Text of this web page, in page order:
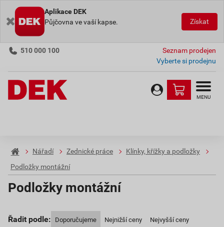
Aplikace DEK
Půjčovna ve vaší kapse.
Získat
510 000 100
Seznam prodejen
Vyberte si prodejnu
MENU
Nářadí Zednické práce
Klínky, křížky a podložky
Podložky montážní
Podložky montážní
Řadit podle: Doporučujeme Nejnižší ceny Nejvyšší ceny